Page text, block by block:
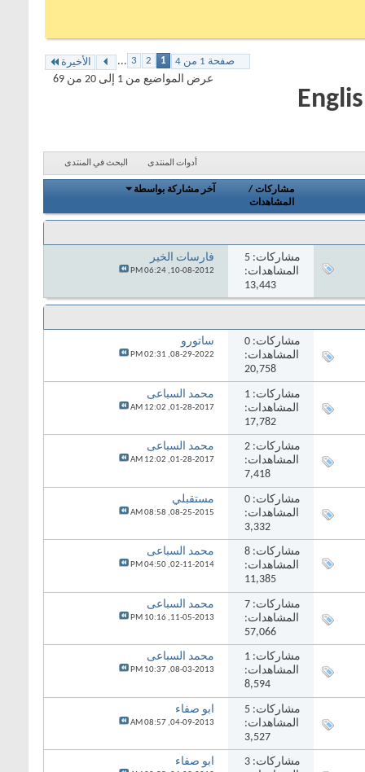
صفحة 1 من 4 1
2
3
... الأخيرة
عرض المواضيع من 1 إلى 20 من 69
أدوات المنتدى البحث في المنتدى
مشاركات/
المشاهدات
آخر مشاركة بواسطة
مشاركات: 5
المشاهدات:
13,443
فارسات الخير
10-08-2012,
06:24 PM
مشاركات: 0
المشاهدات:
20,758
ساتورو
08-29-2022,
02:31 PM
مشاركات: 1
المشاهدات:
17,782
محمد السباعى
01-28-2017,
12:02 AM
مشاركات: 2
المشاهدات:
7,418
محمد السباعى
01-28-2017,
12:02 AM
مشاركات: 0
المشاهدات:
3,332
مستقبلي
08-25-2015,
08:58 AM
مشاركات: 8
المشاهدات:
11,385
محمد السباعى
02-11-2014,
04:50 PM
مشاركات: 7
المشاهدات:
57,066
محمد السباعى
11-05-2013,
10:16 PM
مشاركات: 1
المشاهدات:
8,594
محمد السباعى
08-03-2013,
10:37 PM
مشاركات: 5
المشاهدات:
3,527
ابو صفاء
04-09-2013,
08:57 AM
مشاركات: 3
ابو صفاء